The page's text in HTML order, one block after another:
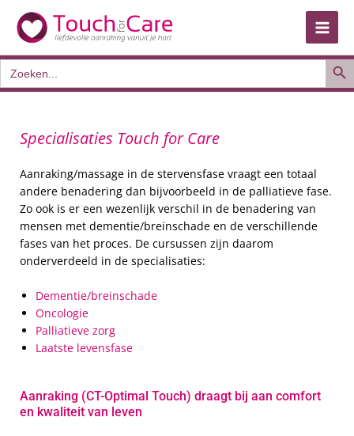
naar
inhoud
Zoek
naar:
Specialisaties Touch for Care
Aanraking/massage in de stervensfase vraagt een totaal
andere benadering dan bijvoorbeeld in de palliatieve fase.
Zo ook is er een wezenlijk verschil in de benadering van
mensen met dementie/breinschade en de verschillende
fases van het proces. De cursussen zijn daarom
onderverdeeld in de specialisaties:
Dementie/breinschade
Oncologie
Palliatieve zorg
Laatste levensfase
Aanraking (CT-Optimal Touch) draagt bij aan comfort
en kwaliteit van leven